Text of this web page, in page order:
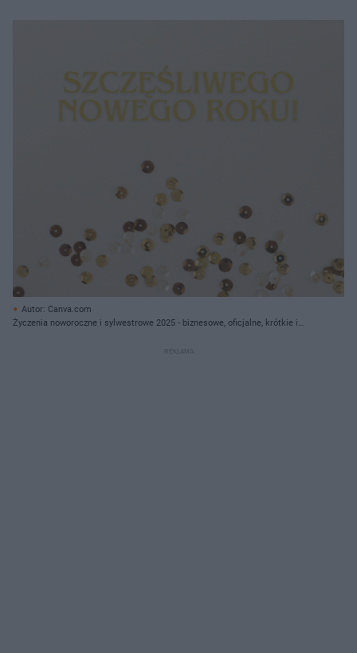
Autor: Canva.com
Życzenia noworoczne i sylwestrowe 2025 - biznesowe, oficjalne, krótkie i